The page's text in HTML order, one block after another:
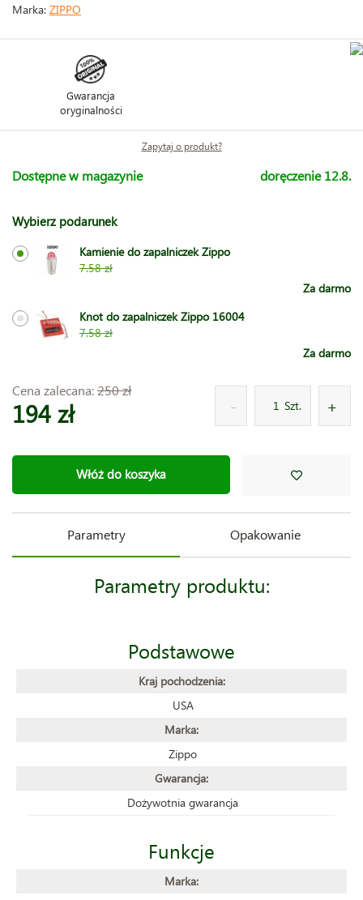
Marka: ZIPPO
Gwarancja
oryginalności
Zapytaj o produkt?
Dostępne w magazynie doręczenie 12.8.
Wybierz podarunek
Kamienie do zapalniczek Zippo
7.58 zł
Za darmo
Knot do zapalniczek Zippo 16004
7.58 zł
Za darmo
Cena zalecana:250 zł
194 zł Szt.
Włóż do koszyka
Parametry Opakowanie
Parametry produktu:
Podstawowe
Kraj pochodzenia:
USA
Marka:
Zippo
Gwarancja:
Dożywotnia gwarancja
Funkcje
Marka: